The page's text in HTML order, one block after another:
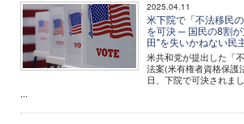
2025.04.11
米下院で「不法移民
を可決 ─ 国民の8割
田"を失いかねない民
米共和党が提出した「
法案(米有権者資格保護
日、下院で可決されまし
...